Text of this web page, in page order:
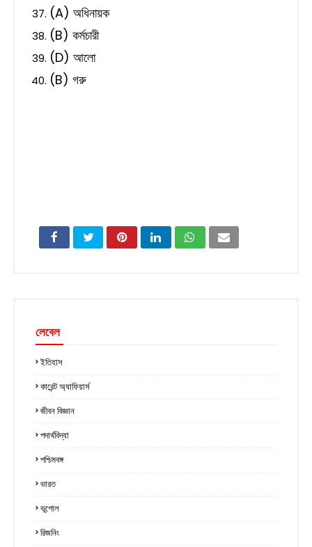
(A) অধিনায়ক
(B) কর্মচারী
(D) আলো
(B) গরু
লেবেল
ইতিহাস
কারেন্ট অ্যাফিয়ার্স
জীবন বিজ্ঞান
পদার্থবিদ্যা
পশ্চিমবঙ্গ
ভারত
ভূগোল
রিজনিং